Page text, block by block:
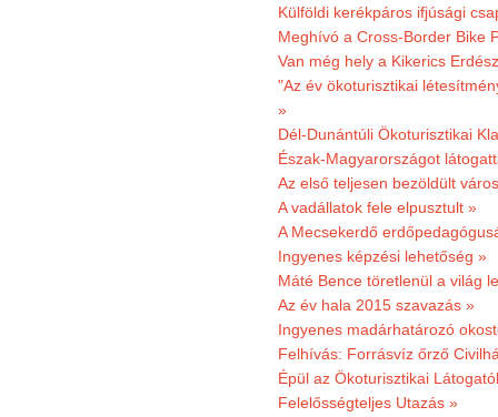
Külföldi kerékpáros ifjúsági
Meghívó a Cross-Border Bike
Van még hely a Kikerics
"Az év ökoturisztikai
»
Dél-Dunántúli Ökoturisztikai
Észak-Magyarországot
Az első teljesen bezöldült
A vadállatok fele elpusztult »
A Mecsekerdő
Ingyenes képzési lehetőség »
Máté Bence töretlenül a világ
Az év hala 2015 szavazás »
Ingyenes madárhatározó
Felhívás: Forrásvíz őrző
Épül az Ökoturisztikai
Felelősségteljes Utazás »